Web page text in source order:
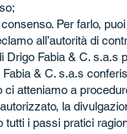
Per farlo,
all’autorità di
Drigo Fabia & C. s.a.s
Fabia & C. s.a.s
ci atteniamo a
la
tutti i passi pratici